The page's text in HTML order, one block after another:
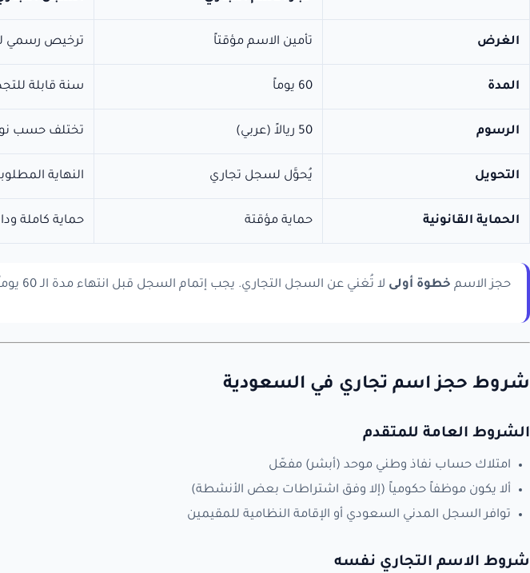
الغرض تأمين الاسم مؤقتاً ترخيص رسمي
المدة 60 يوماً سنة قابلة
الرسوم 50 ريالاً (عربي) تختلف حسب
التحويل يُحوَّل لسجل تجاري النهاية
الحماية القانونية حماية مؤقتة حماية كاملة
حجز الاسم خطوة أولى لا تُغني عن السجل التجاري. يجب إتمام السجل قبل انتهاء مدة الـ 60 يوماً.
شروط حجز اسم تجاري في السعودية
الشروط العامة للمتقدم
امتلاك حساب نفاذ وطني موحد (أبشر) مفعّل
ألا يكون موظفاً حكومياً (إلا وفق اشتراطات بعض الأنشطة)
توافر السجل المدني السعودي أو الإقامة النظامية للمقيمين
شروط الاسم التجاري نفسه